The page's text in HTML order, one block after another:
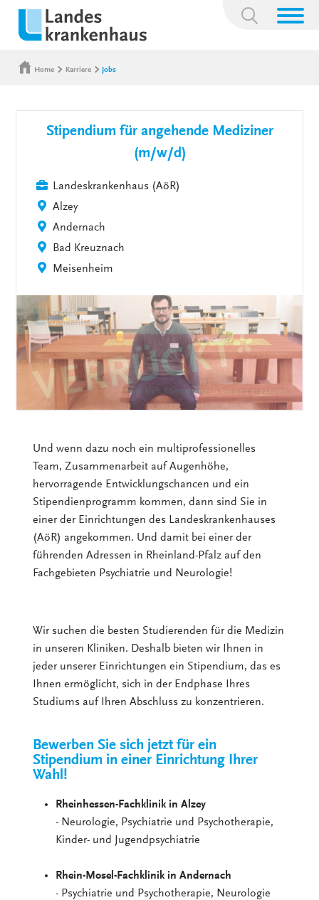
Suchbegriff:
Home Karriere Jobs
Stipendium für angehende Mediziner
(m/w/d)
Landeskrankenhaus (AöR)
Alzey
Andernach
Bad Kreuznach
Meisenheim
Und wenn dazu noch ein multiprofessionelles
Team, Zusammenarbeit auf Augenhöhe,
hervorragende Entwicklungschancen und ein
Stipendienprogramm kommen, dann sind Sie in
einer der Einrichtungen des Landeskrankenhauses
(AöR) angekommen. Und damit bei einer der
führenden Adressen in Rheinland-Pfalz auf den
Fachgebieten Psychiatrie und Neurologie!
Wir suchen die besten Studierenden für die Medizin
in unseren Kliniken. Deshalb bieten wir Ihnen in
jeder unserer Einrichtungen ein Stipendium, das es
Ihnen ermöglicht, sich in der Endphase Ihres
Studiums auf Ihren Abschluss zu konzentrieren.
Bewerben Sie sich jetzt für ein
Stipendium in einer Einrichtung Ihrer
Wahl!
Rheinhessen-Fachklinik in Alzey
- Neurologie, Psychiatrie und Psychotherapie,
Kinder- und Jugendpsychiatrie
Rhein-Mosel-Fachklinik in Andernach
- Psychiatrie und Psychotherapie, Neurologie